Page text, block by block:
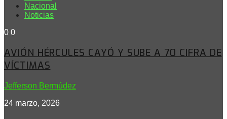
Nacional
Noticias
0 0
AVIÓN HÉRCULES CAYÓ Y SUBE A 70 CIFRA DE
VÍCTIMAS
Jefferson Bermúdez
24 marzo, 2026